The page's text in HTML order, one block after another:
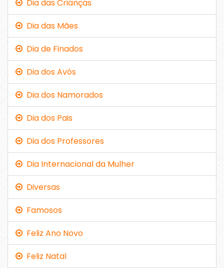
Dia das Crianças
Dia das Mães
Dia de Finados
Dia dos Avós
Dia dos Namorados
Dia dos Pais
Dia dos Professores
Dia Internacional da Mulher
Diversas
Famosos
Feliz Ano Novo
Feliz Natal